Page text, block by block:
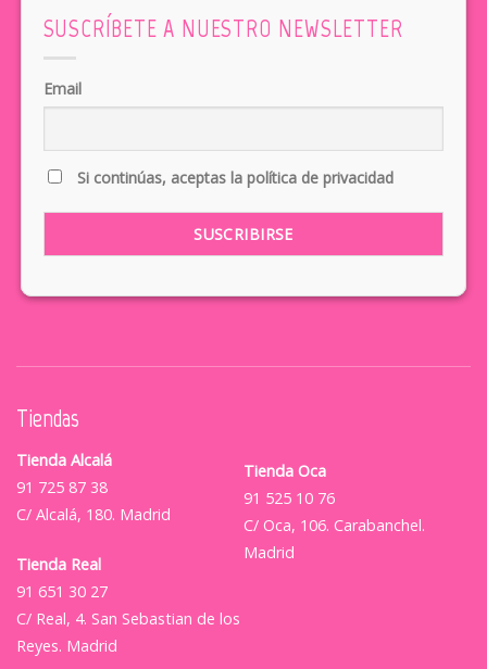
SUSCRÍBETE A NUESTRO NEWSLETTER
Email
Si continúas, aceptas la política de privacidad
Tiendas
Tienda Alcalá
91 725 87 38
C/ Alcalá, 180. Madrid
Tienda Real
91 651 30 27
C/ Real, 4. San Sebastian de los
Reyes. Madrid
Tienda Oca
91 525 10 76
C/ Oca, 106. Carabanchel.
Madrid